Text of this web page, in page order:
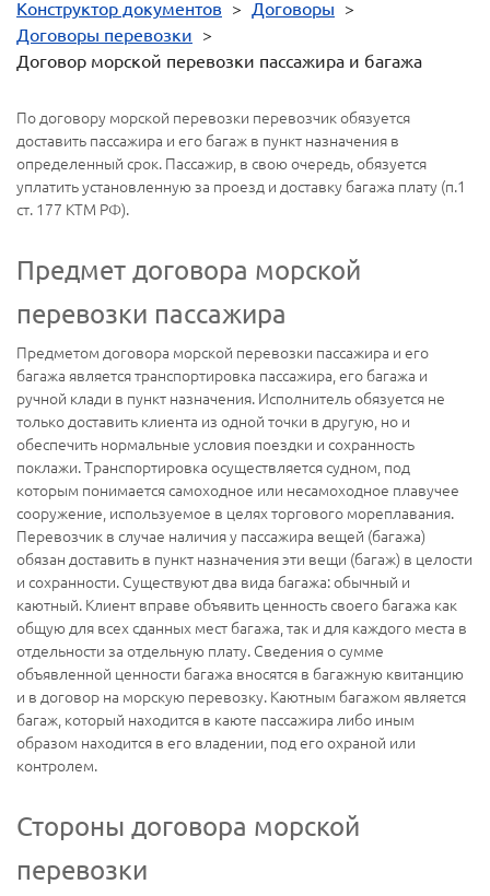
Конструктор документов > Договоры >
Договоры перевозки >
Договор морской перевозки пассажира и багажа
По договору морской перевозки перевозчик обязуется
доставить пассажира и его багаж в пункт назначения в
определенный срок. Пассажир, в свою очередь, обязуется
уплатить установленную за проезд и доставку багажа плату (п.1
ст. 177 КТМ РФ).
Предмет договора морской
перевозки пассажира
Предметом договора морской перевозки пассажира и его
багажа является транспортировка пассажира, его багажа и
ручной клади в пункт назначения. Исполнитель обязуется не
только доставить клиента из одной точки в другую, но и
обеспечить нормальные условия поездки и сохранность
поклажи. Транспортировка осуществляется судном, под
которым понимается самоходное или несамоходное плавучее
сооружение, используемое в целях торгового мореплавания.
Перевозчик в случае наличия у пассажира вещей (багажа)
обязан доставить в пункт назначения эти вещи (багаж) в целости
и сохранности. Существуют два вида багажа: обычный и
каютный. Клиент вправе объявить ценность своего багажа как
общую для всех сданных мест багажа, так и для каждого места в
отдельности за отдельную плату. Сведения о сумме
объявленной ценности багажа вносятся в багажную квитанцию
и в договор на морскую перевозку. Каютным багажом является
багаж, который находится в каюте пассажира либо иным
образом находится в его владении, под его охраной или
контролем.
Стороны договора морской
перевозки